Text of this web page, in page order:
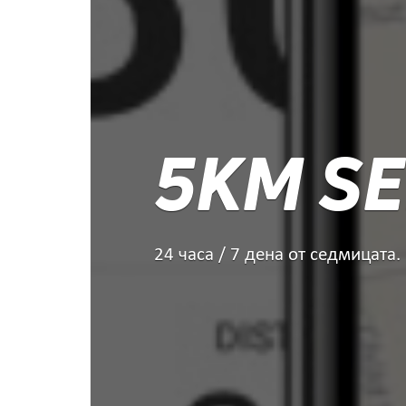
5KM
24 часа / 7 дена от седмицата.